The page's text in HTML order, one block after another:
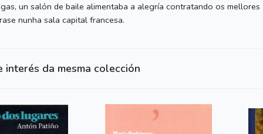
un salón de baile alimentaba a alegría contratando os
nunha sala capital francesa.
interés da mesma colección